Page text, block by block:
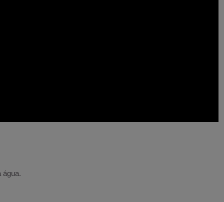
água.